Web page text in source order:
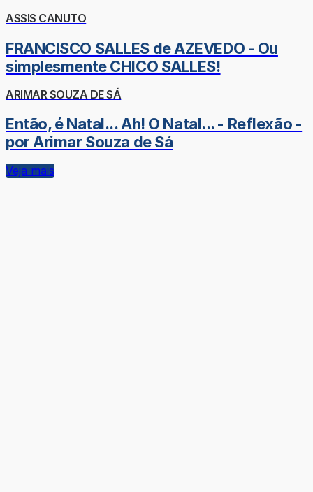
ASSIS CANUTO
FRANCISCO SALLES de AZEVEDO - Ou
simplesmente CHICO SALLES!
ARIMAR SOUZA DE SÁ
Então, é Natal... Ah! O Natal... - Reflexão -
por Arimar Souza de Sá
Veja mais